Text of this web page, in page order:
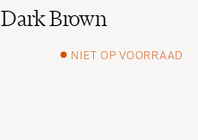
Brown
NIET OP VOORRAAD